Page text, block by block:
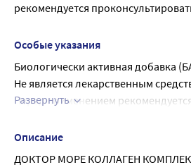
рекомендуется
Особые указания
Биологически активная добавка
Не является лекарственным
Перед применением
Развернуть
Описание
ДОКТОР МОРЕ КОЛЛАГЕН